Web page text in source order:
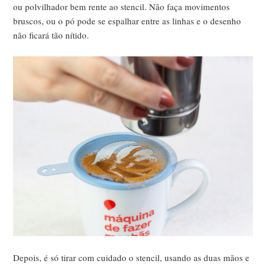
ou polvilhador bem rente ao stencil. Não faça movimentos
bruscos, ou o pó pode se espalhar entre as linhas e o desenho
não ficará tão nítido.
Depois, é só tirar com cuidado o stencil, usando as duas mãos e